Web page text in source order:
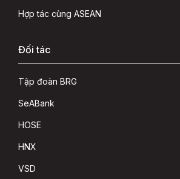
Hợp tác cùng ASEAN
Đối tác
Tập đoàn BRG
SeABank
HOSE
HNX
VSD